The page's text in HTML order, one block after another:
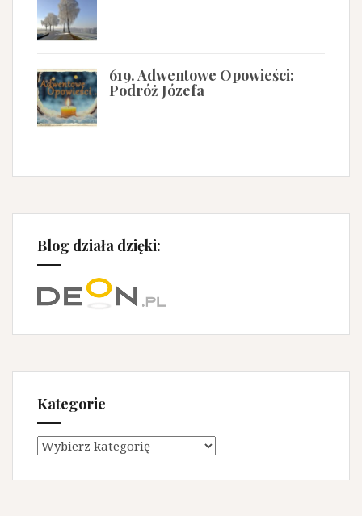
619. Adwentowe Opowieści:
Podróż Józefa
Blog działa dzięki:
Kategorie
Kategorie